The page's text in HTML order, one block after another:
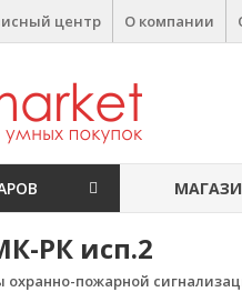
центр О компании
РК исп.2
охранно-пожарной